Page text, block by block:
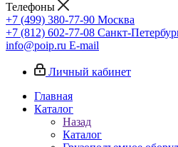
Телефоны
+7 (499) 380-77-90 Москва
+7 (812) 602-77-08 Санкт-
info@poip.ru E-mail
Личный кабинет
Главная
Каталог
Назад
Каталог